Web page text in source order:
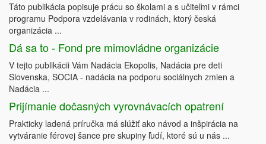
Táto publikácia popisuje prácu so školami a s učiteľmi v rámci
programu Podpora vzdelávania v rodinách, ktorý česká
organizácia ...
Dá sa to - Fond pre mimovládne organizácie
V tejto publikácii Vám Nadácia Ekopolis, Nadácia pre deti
Slovenska, SOCIA - nadácia na podporu sociálnych zmien a
Nadácia ...
Prijímanie dočasných vyrovnávacích opatrení
Prakticky ladená príručka má slúžiť ako návod a inšpirácia na
vytváranie férovej šance pre skupiny ľudí, ktoré sú u nás ...